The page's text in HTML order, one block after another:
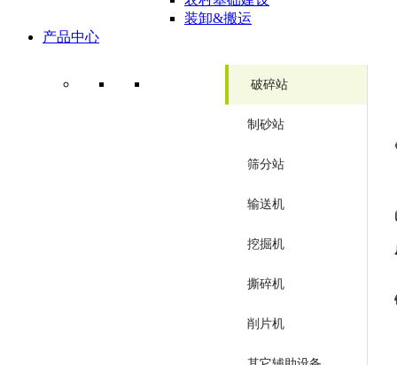
装卸&搬运
产品中心
破碎站
制砂站
筛分站
输送机
挖掘机
撕碎机
削片机